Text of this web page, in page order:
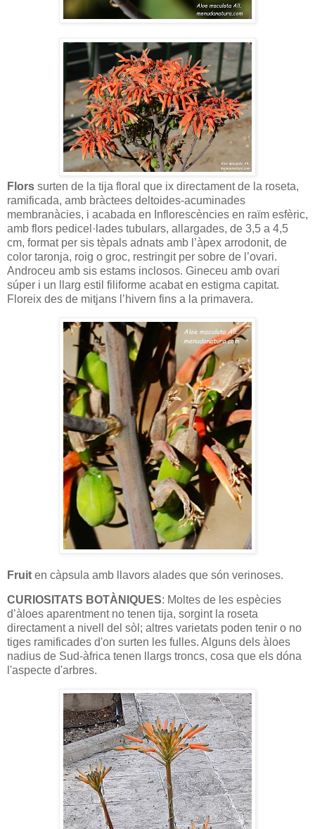
Flors surten de la tija floral que ix directament de la roseta,
ramificada, amb bràctees deltoides-acuminades
membranàcies, i acabada en Inflorescències en raïm esfèric,
amb flors pedicel·lades tubulars, allargades, de 3,5 a 4,5
cm, format per sis tèpals adnats amb l’àpex arrodonit, de
color taronja, roig o groc, restringit per sobre de l’ovari.
Androceu amb sis estams inclosos. Gineceu amb ovari
súper i un llarg estil filiforme acabat en estigma capitat.
Floreix des de mitjans l’hivern fins a la primavera.
Fruit en càpsula amb llavors alades que són verinoses.
CURIOSITATS BOTÀNIQUES: Moltes de les espècies
d’àloes aparentment no tenen tija, sorgint la roseta
directament a nivell del sòl; altres varietats poden tenir o no
tiges ramificades d'on surten les fulles. Alguns dels àloes
nadius de Sud-àfrica tenen llargs troncs, cosa que els dóna
l'aspecte d'arbres.